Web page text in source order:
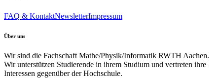
FAQ & KontaktNewsletterImpressum
Über uns
Wir sind die Fachschaft Mathe/Physik/Informatik RWTH Aachen.
Wir unterstützen Studierende in ihrem Studium und vertreten ihre
Interessen gegenüber der Hochschule.